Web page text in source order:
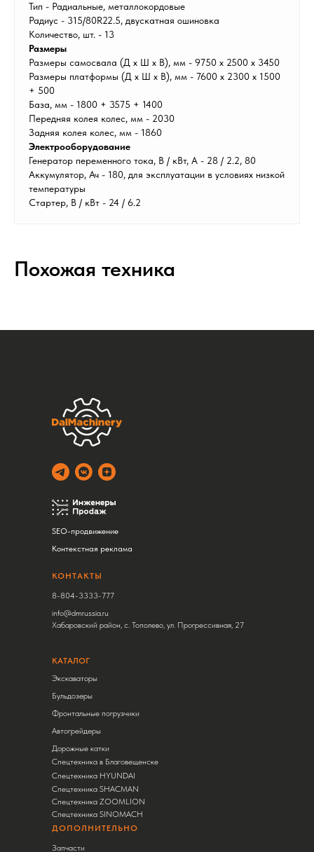
Тип - Радиальные, металлокордовые
Радиус - 315/80R22.5, двускатная ошиновка
Количество, шт. - 13
Размеры
Размеры самосвала (Д х Ш х В), мм - 9750 х 2500 х 3450
Размеры платформы (Д х Ш х В), мм - 7600 х 2300 х 1500
+ 500
База, мм - 1800 + 3575 + 1400
Передняя колея колес, мм - 2030
Задняя колея колес, мм - 1860
Электрооборудование
Генератор переменного тока, В / кВт, А - 28 / 2.2, 80
Аккумулятор, Ач - 180, для эксплуатации в условиях низкой
температуры
Стартер, В / кВт - 24 / 6.2
Похожая техника
Экскаваторы
Бульдозеры
Фронтальные погрузчики
Автогрейдеры
Дорожные катки
Спецтехника в Благовещенске
Спецтехника HYUNDAI
Спецтехника SHACMAN
Спецтехника ZOOMLION
Спецтехника SINOMACH
КАТАЛОГ
SEO-продвижение
Контекстная реклама
8-804-3333-777
info@dmrussia.ru
Хабаровский район, с. Тополево, ул. Прогрессивная, 27
КОНТАКТЫ
Запчасти
ДОПОЛНИТЕЛЬНО